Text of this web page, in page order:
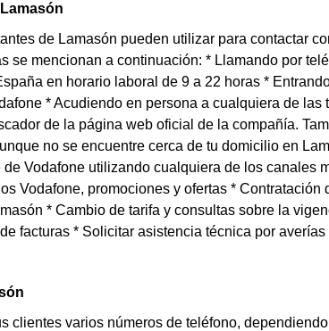
de Lamasón pueden utilizar para contactar
se mencionan a continuación: * Llamando por
en horario laboral de 9 a 22 horas *
* Acudiendo en persona a cualquiera de las
de la página web oficial de la compañía.
no se encuentre cerca de tu domicilio en
Vodafone utilizando cualquiera de los canales
Vodafone, promociones y ofertas * Contratación
* Cambio de tarifa y consultas sobre la
facturas * Solicitar asistencia técnica por
clientes varios números de teléfono,